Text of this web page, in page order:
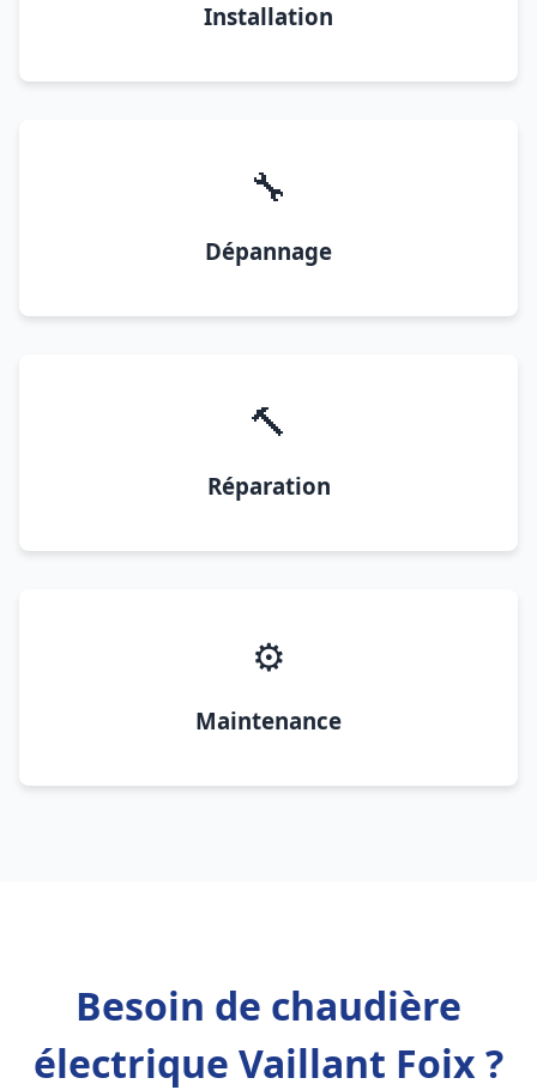
Installation
🔧
Dépannage
🔨
Réparation
⚙️
Maintenance
Besoin de chaudière
électrique Vaillant Foix ?